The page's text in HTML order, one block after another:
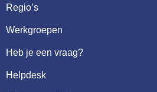
Regio’s
Werkgroepen
Heb je een vraag?
Helpdesk